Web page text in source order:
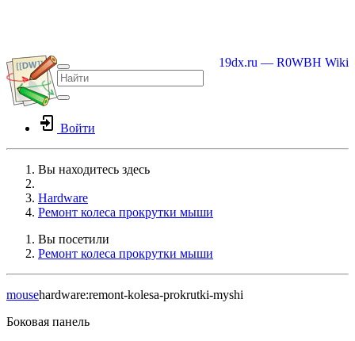
19dx.ru — R0WBH Wiki
Войти
Вы находитесь здесь
Hardware
Ремонт колеса прокрутки мыши
Вы посетили
Ремонт колеса прокрутки мыши
mousehardware:remont-kolesa-prokrutki-myshi
Боковая панель